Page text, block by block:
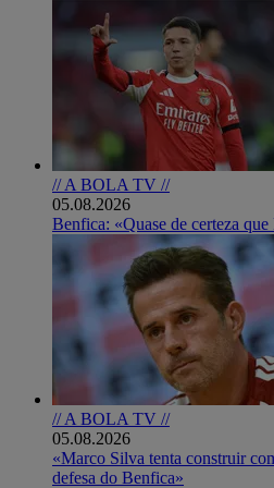
// A BOLA TV //
05.08.2026
Benfica: «Quase de certeza
// A BOLA TV //
05.08.2026
«Marco Silva tenta construir
defesa do Benfica»